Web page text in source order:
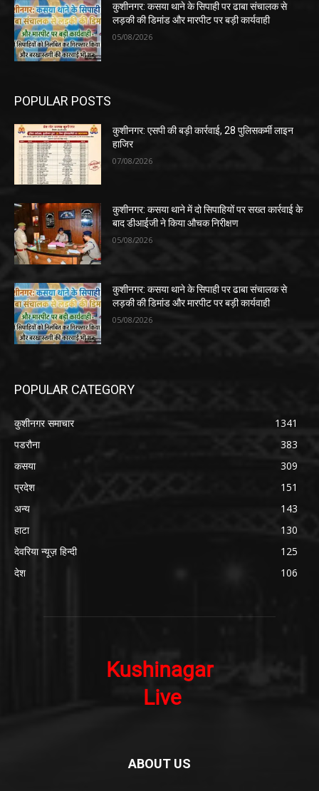
कुशीनगर: कसया थाने के सिपाही पर ढाबा संचालक से
लड़की की डिमांड और मारपीट पर बड़ी कार्यवाही
05/08/2026
POPULAR POSTS
कुशीनगर: एसपी की बड़ी कार्रवाई, 28 पुलिसकर्मी लाइन
हाजिर
07/08/2026
कुशीनगर: कसया थाने में दो सिपाहियों पर सख्त कार्रवाई के
बाद डीआईजी ने किया औचक निरीक्षण
05/08/2026
कुशीनगर: कसया थाने के सिपाही पर ढाबा संचालक से
लड़की की डिमांड और मारपीट पर बड़ी कार्यवाही
05/08/2026
POPULAR CATEGORY
कुशीनगर समाचार
1341
पडरौना
383
कसया
309
प्रदेश
151
अन्य
143
हाटा
130
देवरिया न्यूज़ हिन्दी
125
देश
106
ABOUT US